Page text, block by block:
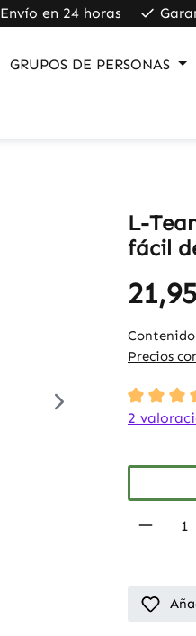
Envío en 24 horas
GRUPOS DE PERSONAS
L-
fácil
Precios
Average
2